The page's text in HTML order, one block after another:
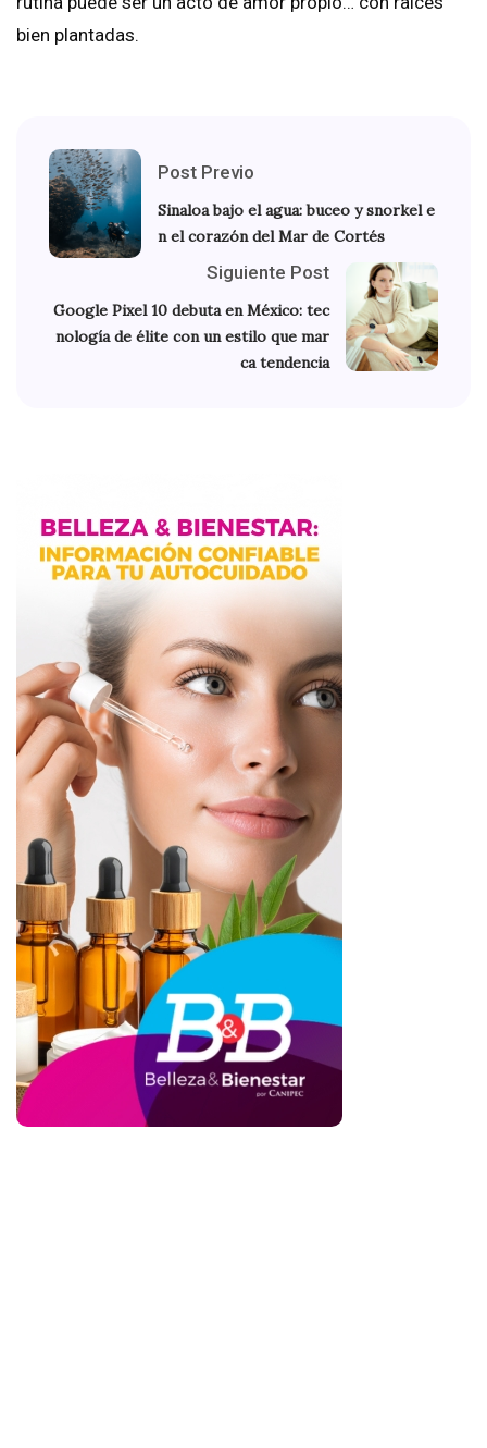
bien plantadas.
Post Previo
Sinaloa bajo el agua: buceo y snorkel e
n el corazón del Mar de Cortés
Siguiente Post
Google Pixel 10 debuta en México: tec
nología de élite con un estilo que mar
ca tendencia